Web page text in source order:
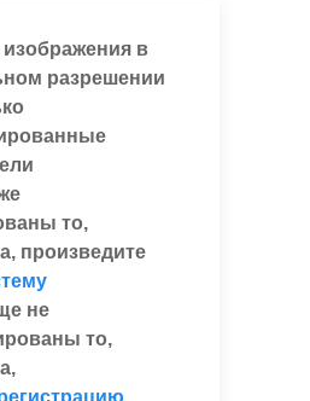
в
разрешении
то,
произведите
не
то,